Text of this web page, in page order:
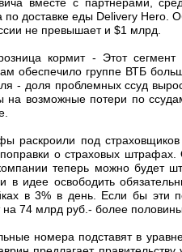
по доставке еды Delivery Hero.
не превышает и $1 млрд.
кормит - Этот сегмент
обеспечило группе ВТБ
- доля проблемных ссуд
на возможные потери по
раскроили под
о страховых
теперь можно будет
в идее освободить
в 3% в день. Если бы эти
74 млрд руб.- более
номера подставят в